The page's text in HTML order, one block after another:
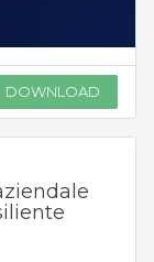
DOWNLOAD